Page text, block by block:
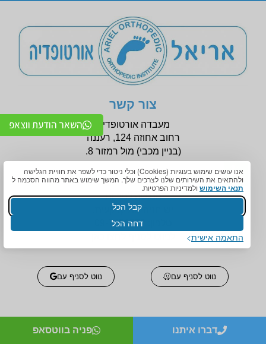
אנו עושים שימוש בעוגיות (Cookies) וכלי ניטור כדי לשפר את חוויית הגלישה
ולהתאים את השירותים שלנו לצרכים שלך. המשך שימוש באתר מהווה הסכמה ל
תנאי השימוש ולמדיניות הפרטיות.
קבל הכל
דחה הכל
התאמה אישית
צור קשר
מעבדה אורטופדית
רחוב אחוזה 124, רעננה
(בניין מכבי) מול רמזור 8.
הנגשה לניידות
יש חניה תת קרקעית.
09-7456772
נווט לסניף עם נווט לסניף עם
השאר הודעת ווצאפ
דברו איתנו פניה בווטסאפ